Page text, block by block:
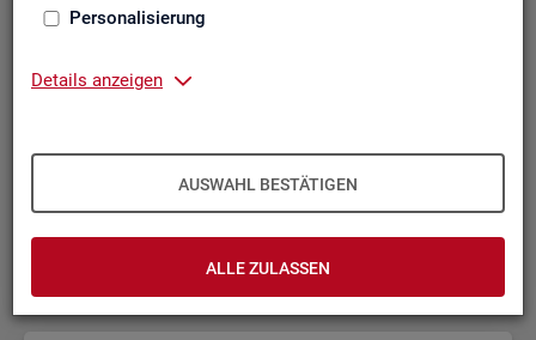
Personalisierung
Details anzeigen
AUSWAHL BESTÄTIGEN
ALLE ZULASSEN
Kon­takt, Feed­back und Kri­tik